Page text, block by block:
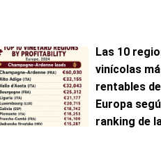
Las 10
vinícolas
rentables de
Europa
ranking de